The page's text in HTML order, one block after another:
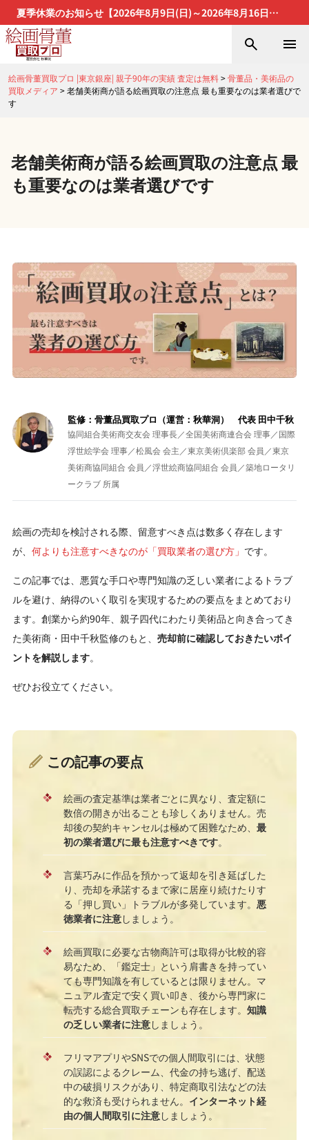
夏季休業のお知らせ【2026年8月9日(日)～2026年8月16日
(日)】
絵画骨董買取プロ |東京銀座| 親子90年の実績 査定は無料>骨董品・美術品の
買取メディア >老舗美術商が語る絵画買取の注意点 最も重要なのは業者選びで
す
老舗美術商が語る絵画買取の注意点 最
も重要なのは業者選びです
監修：骨董品買取プロ（運営：秋華洞） 代表 田中千秋
協同組合美術商交友会 理事長／全国美術商連合会 理事／国際
浮世絵学会 理事／松風会 会主／東京美術倶楽部 会員／東京
美術商協同組合 会員／浮世絵商協同組合 会員／築地ロータリ
ークラブ 所属
絵画の売却を検討される際、留意すべき点は数多く存在します
が、 何よりも注意すべきなのが「買取業者の選び方」 です。
この記事では、悪質な手口や専門知識の乏しい業者によるトラブ
ルを避け、納得のいく取引を実現するための要点をまとめており
ます。創業から約90年、親子四代にわたり美術品と向き合ってき
た美術商・田中千秋監修のもと、 売却前に確認しておきたいポイ
ントを解説します。
ぜひお役立てください。
この記事の要点
絵画の査定基準は業者ごとに異なり、査定額に
数倍の開きが出ることも珍しくありません。売
却後の契約キャンセルは極めて困難なため、 最
初の業者選びに最も注意すべきです。
言葉巧みに作品を預かって返却を引き延ばした
り、売却を承諾するまで家に居座り続けたりす
る「押し買い」トラブルが多発しています。 悪
徳業者に注意しましょう。
絵画買取に必要な古物商許可は取得が比較的容
易なため、「鑑定士」という肩書きを持ってい
ても専門知識を有しているとは限りません。マ
ニュアル査定で安く買い叩き、後から専門家に
転売する総合買取チェーンも存在します。 知識
の乏しい業者に注意しましょう。
フリマアプリやSNSでの個人間取引には、状態
の誤認によるクレーム、代金の持ち逃げ、配送
中の破損リスクがあり、特定商取引法などの法
的な救済も受けられません。 インターネット経
由の個人間取引に注意しましょう。